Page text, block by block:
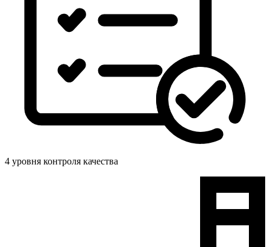
4 уровня контроля качества